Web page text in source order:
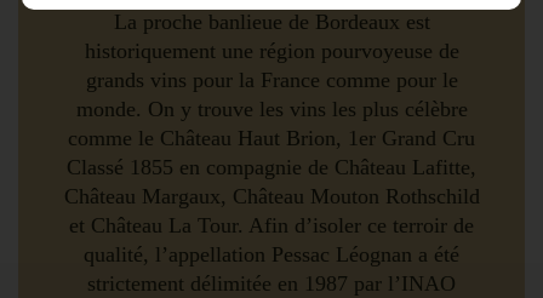
La proche banlieue de Bordeaux est
historiquement une région pourvoyeuse de
grands vins pour la France comme pour le
monde. On y trouve les vins les plus célèbre
comme le Château Haut Brion, 1er Grand Cru
Classé 1855 en compagnie de Château Lafitte,
Château Margaux, Château Mouton Rothschild
et Château La Tour. Afin d’isoler ce terroir de
qualité, l’appellation Pessac Léognan a été
strictement délimitée en 1987 par l’INAO